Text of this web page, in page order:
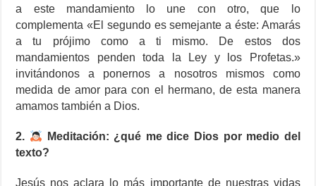
a este mandamiento lo une con otro, que lo
complementa «El segundo es semejante a éste: Amarás
a tu prójimo como a ti mismo. De estos dos
mandamientos penden toda la Ley y los Profetas.»
invitándonos a ponernos a nosotros mismos como
medida de amor para con el hermano, de esta manera
amamos también a Dios.
2.
Meditación: ¿qué me dice Dios por medio del
texto?
Jesús nos aclara lo más importante de nuestras vidas